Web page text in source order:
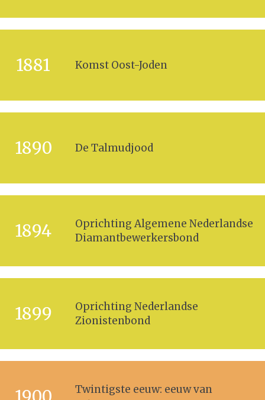
1881 Komst Oost-Joden
1890 De Talmudjood
1894
Oprichting Algemene Nederlandse
Diamantbewerkersbond
1899
Oprichting Nederlandse
Zionistenbond
Twintigste eeuw: eeuw van